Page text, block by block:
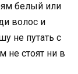
белый или
волос и
не путать с
не стоят ни в